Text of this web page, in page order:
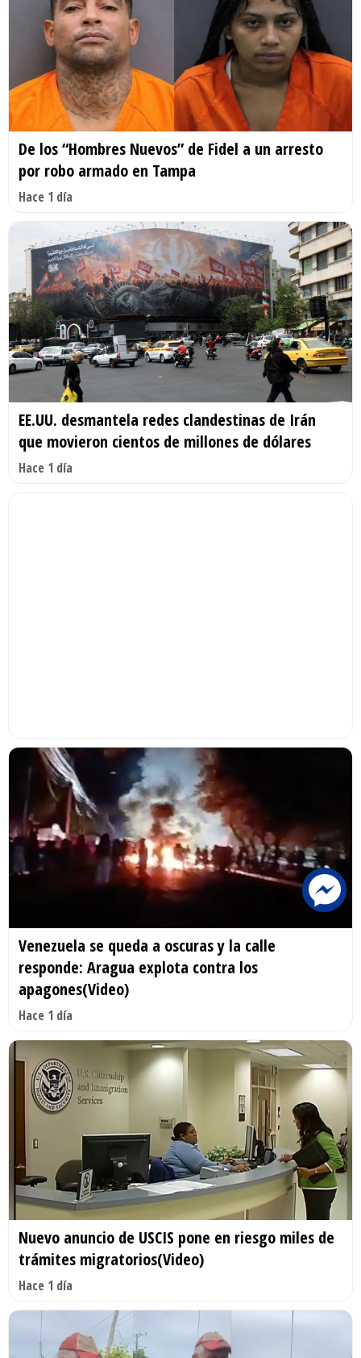
De los “Hombres Nuevos” de Fidel a un arresto
por robo armado en Tampa
Hace 1 día
EE.UU. desmantela redes clandestinas de Irán
que movieron cientos de millones de dólares
Hace 1 día
Venezuela se queda a oscuras y la calle
responde: Aragua explota contra los
apagones(Video)
Hace 1 día
Nuevo anuncio de USCIS pone en riesgo miles de
trámites migratorios(Video)
Hace 1 día